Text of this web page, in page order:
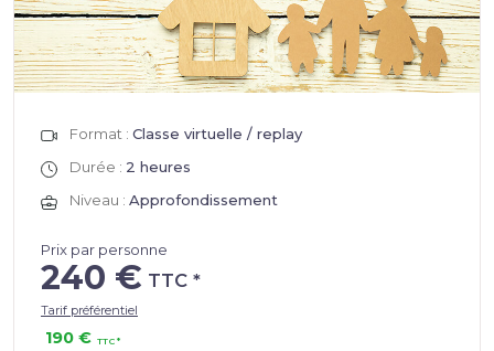
Format : Classe virtuelle / replay
Durée : 2 heures
Niveau : Approfondissement
Prix par personne
240 €
Tarif préférentiel
190 €